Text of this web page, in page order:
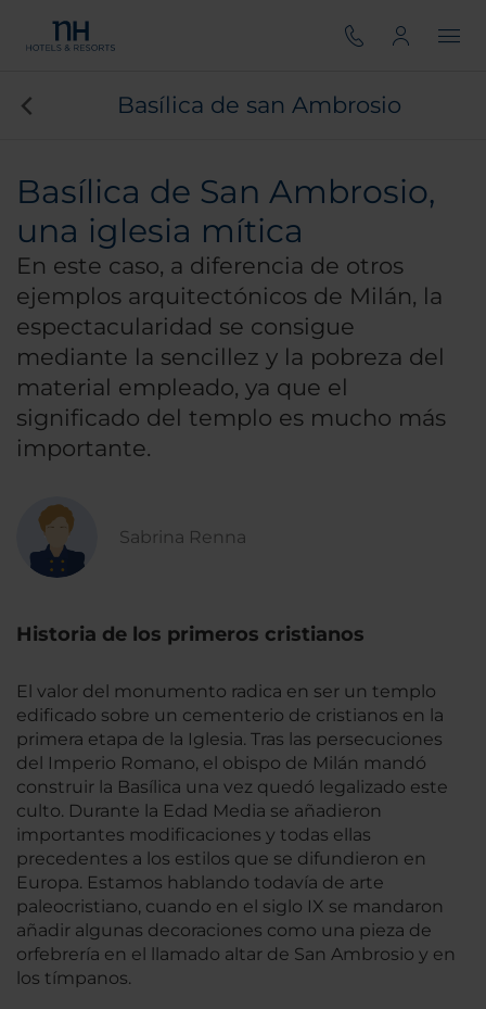
Basílica de san Ambrosio
Basílica de San Ambrosio,
una iglesia mítica
En este caso, a diferencia de otros
ejemplos arquitectónicos de Milán, la
espectacularidad se consigue
mediante la sencillez y la pobreza del
material empleado, ya que el
significado del templo es mucho más
importante.
Sabrina Renna
Historia de los primeros cristianos
El valor del monumento radica en ser un templo
edificado sobre un cementerio de cristianos en la
primera etapa de la Iglesia. Tras las persecuciones
del Imperio Romano, el obispo de Milán mandó
construir la Basílica una vez quedó legalizado este
culto. Durante la Edad Media se añadieron
importantes modificaciones y todas ellas
precedentes a los estilos que se difundieron en
Europa. Estamos hablando todavía de arte
paleocristiano, cuando en el siglo IX se mandaron
añadir algunas decoraciones como una pieza de
orfebrería en el llamado altar de San Ambrosio y en
los tímpanos.